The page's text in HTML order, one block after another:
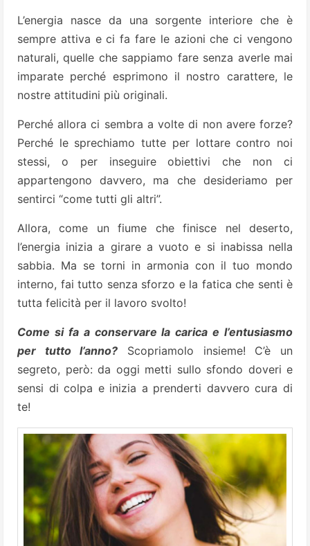
L’energia nasce da una sorgente interiore che è
sempre attiva e ci fa fare le azioni che ci vengono
naturali, quelle che sappiamo fare senza averle mai
imparate perché esprimono il nostro carattere, le
nostre attitudini più originali.
Perché allora ci sembra a volte di non avere forze?
Perché le sprechiamo tutte per lottare contro noi
stessi, o per inseguire obiettivi che non ci
appartengono davvero, ma che desideriamo per
sentirci “come tutti gli altri”.
Allora, come un fiume che finisce nel deserto,
l’energia inizia a girare a vuoto e si inabissa nella
sabbia. Ma se torni in armonia con il tuo mondo
interno, fai tutto senza sforzo e la fatica che senti è
tutta felicità per il lavoro svolto!
Come si fa a conservare la carica e l’entusiasmo
per tutto l’anno? Scopriamolo insieme! C’è un
segreto, però: da oggi metti sullo sfondo doveri e
sensi di colpa e inizia a prenderti davvero cura di
te!